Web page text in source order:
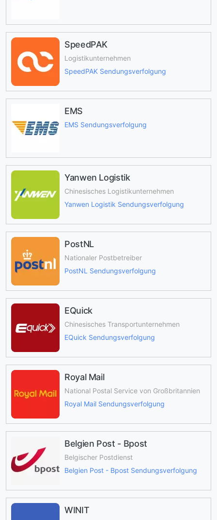
SpeedPAK
Logistikunternehmen
SpeedPAK Sendungsverfolgung
EMS
EMS Sendungsverfolgung
Yanwen Logistik
Chinesisches Logistikunternehmen
Yanwen Logistik Sendungsverfolgung
PostNL
Nationaler Postbetreiber
PostNL Sendungsverfolgung
EQuick
Chinesisches Transportunternehmen
EQuick Sendungsverfolgung
Royal Mail
National Postal Service von Großbritannien
Royal Mail Sendungsverfolgung
Belgien Post - Bpost
Belgischer Postdienst
Belgien Post - Bpost Sendungsverfolgung
WINIT